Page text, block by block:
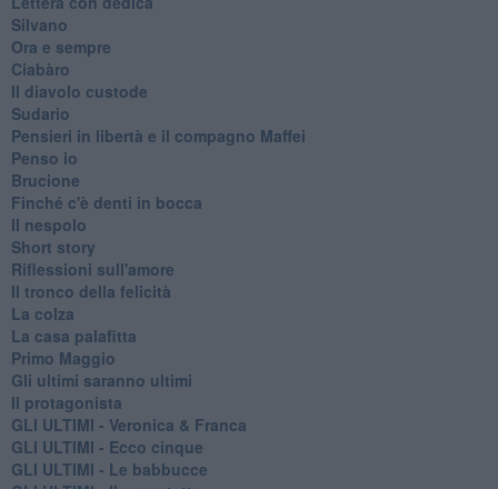
Silvano
Ora e sempre
Ciabàro
Il diavolo custode
Sudario
Pensieri in libertà e il compagno Maffei
Penso io
Brucione
Finché c'è denti in bocca
Il nespolo
Short story
Riflessioni sull'amore
Il tronco della felicità
La colza
La casa palafitta
Primo Maggio
Gli ultimi saranno ultimi
Il protagonista
GLI ULTIMI - Veronica & Franca
GLI ULTIMI - Ecco cinque
GLI ULTIMI - Le babbucce